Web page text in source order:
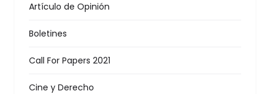
Artículo de Opinión
Boletines
Call For Papers 2021
Cine y Derecho